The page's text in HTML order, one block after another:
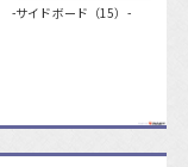
-サイドボード（15）-